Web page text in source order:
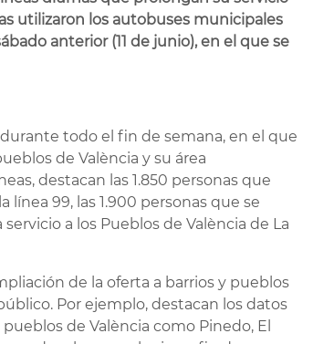
utilizaron los autobuses municipales
anterior (11 de junio), en el que se
todo el fin de semana, en el que
de València y su área
destacan las 1.850 personas que
99, las 1.900 personas que se
a los Pueblos de València de La
de la oferta a barrios y pueblos
Por ejemplo, destacan los datos
de València como Pinedo, El